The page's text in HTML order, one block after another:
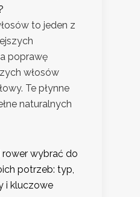
to jeden z
poprawę
włosów
Te płynne
naturalnych
rower wybrać do
potrzeb: typ,
i kluczowe